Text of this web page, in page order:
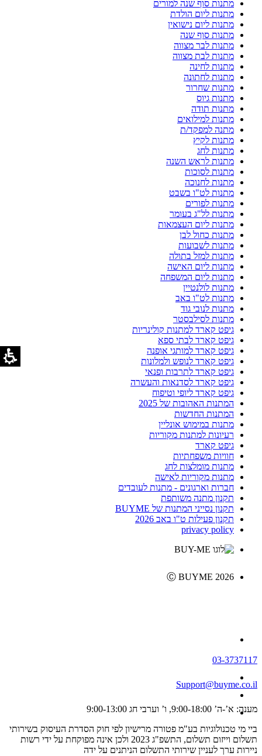
מתנות סוף שנה למורים
מתנות ליום הולדת
מתנות ליום נישואין
מתנות סוף שנה
מתנות לבר מצווה
מתנות לבת מצווה
מתנות לחינה
מתנות לחתונה
מתנות שחרור
מתנות גיוס
מתנות תודה
מתנות למילואים
מתנה למפקד/ת
מתנות לקיץ
מתנות לחג
מתנות לראש השנה
מתנות לסוכות
מתנות לחנוכה
מתנות לט"ו בשבט
מתנות לפורים
מתנות לל"ג בעומר
מתנות ליום העצמאות
מתנות כחול לבן
מתנות לשבועות
מתנות למזל בתולה
מתנות ליום האישה
מתנות ליום המשפחה
מתנות לולנטיין
מתנות לט"ו באב
מתנות לנובי גוד
מתנות לסילבסטר
גיפט קארד למתנות קולינריות
גיפט קארד לבתי ספא
גיפט קארד למותגי אופנה
גיפט קארד לנופש ולמלונות
גיפט קארד לתרבות ופנאי
גיפט קארד לסדנאות והעשרה
גיפט קארד ליופי וטיפוח
המתנות האהובות של 2025
המתנות החדשות
מתנות במימוש אונליין
רעיונות למתנות מקוריות
גיפט קארד
חוויות משפחתיות
מתנות מומלצות לחג
מתנות מקוריות לאישה
חברות וארגונים - מתנות לעובדים
תקנון מתנה משותפת
תקנון נסייני המתנות של BUYME
תקנון פעילות ט"ו באב 2026
privacy policy
Ⓒ BUYME 2026
03-3737117
Support@buyme.co.il
מענה: א’-ה’ 9:00-18:00, ו’ וערבי חג 9:00-13:00
ביי מי טכנולוגיות בע"מ פטורה מרישיון לפי חוק הסדרת העיסוק בשירותי
תשלום וייזום תשלום, התשפ"ג 2023 ולכן אינה מפוקחת על ידי רשות
ניירות ערך לעניין שירותי התשלום הניתנים על ידה